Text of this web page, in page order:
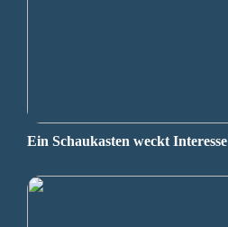
Ein Schaukasten weckt Interesse